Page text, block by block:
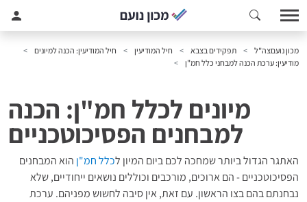
מכון נועםצה"ל תפקידים בצבא חיל המודיעין
חיל המודיעין: הכנה למיונים
מודיעין: ערכת הכנה למבחני כלל חמ"ן
מיונים לכלל חמ"ן: הכנה
למבחנים הפסיכוטכניים
האתגר הגדול ביותר שמחכה לכם ביום המיון לכלל חמ"ן הוא המבחנים
הפסיכוטכניים - הם ארוכים, מורכבים וכוללים נושאים ייחודיים, שלא
נבחנתם בהם בצו הראשון. עם זאת, אין סיבה לחשוש מפניהם. ערכת